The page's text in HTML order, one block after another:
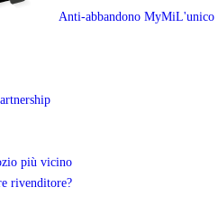
Anti-abbandono MyMiL'unico
più vicino
rivenditore?